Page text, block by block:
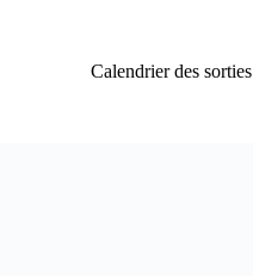
Calendrier des sorties